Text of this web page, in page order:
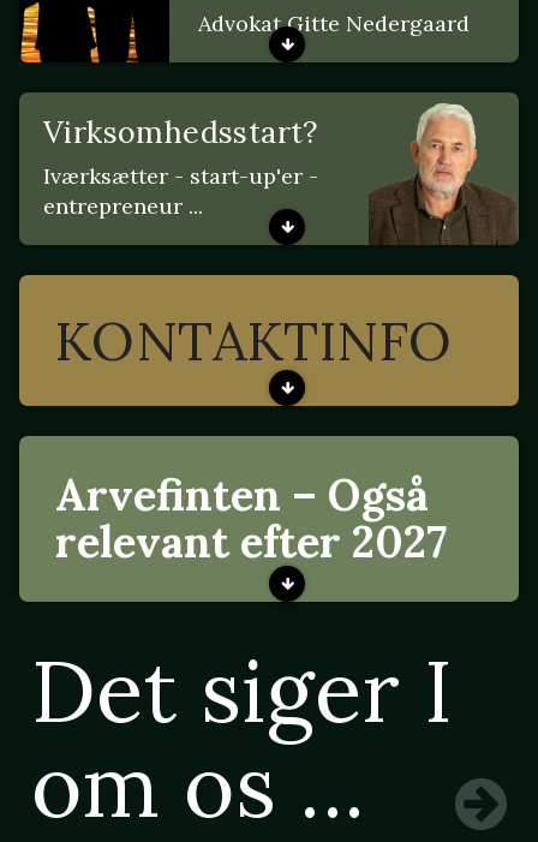
Advokat Gitte Nedergaard
Virksomhedsstart?
Iværksætter - start-up'er -
entrepreneur ...
KONTAKTINFO
Arvefinten – Også
relevant efter 2027
Det siger I
om os ...